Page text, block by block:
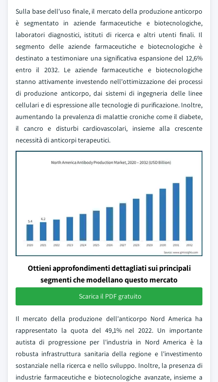
Sulla base dell'uso finale, il mercato della produzione anticorpo
è segmentato in aziende farmaceutiche e biotecnologiche,
laboratori diagnostici, istituti di ricerca e altri utenti finali. Il
segmento delle aziende farmaceutiche e biotecnologiche è
destinato a testimoniare una significativa espansione del 12,6%
entro il 2032. Le aziende farmaceutiche e biotecnologiche
stanno attivamente investendo nell'ottimizzazione dei processi
di produzione anticorpo, dai sistemi di ingegneria delle linee
cellulari e di espressione alle tecnologie di purificazione. Inoltre,
aumentando la prevalenza di malattie croniche come il diabete,
il cancro e disturbi cardiovascolari, insieme alla crescente
necessità di anticorpi terapeutici.
Ottieni approfondimenti dettagliati sui principali
segmenti che modellano questo mercato
Scarica il PDF gratuito
Il mercato della produzione dell'anticorpo Nord America ha
rappresentato la quota del 49,1% nel 2022. Un importante
autista di progressione per l'industria in Nord America è la
robusta infrastruttura sanitaria della regione e l'investimento
sostanziale nella ricerca e nello sviluppo. Inoltre, la presenza di
industrie farmaceutiche e biotecnologiche avanzate, insieme a